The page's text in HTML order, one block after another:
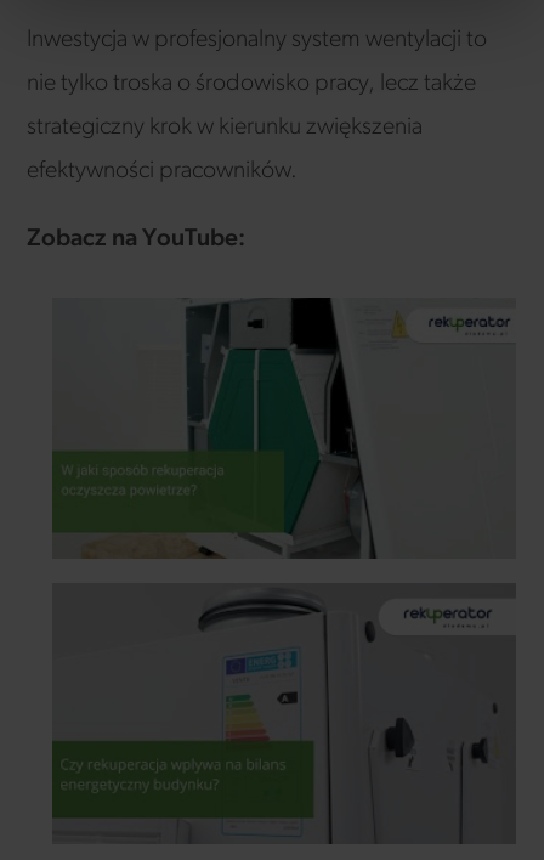
Inwestycja w profesjonalny system wentylacji to
nie tylko troska o środowisko pracy, lecz także
strategiczny krok w kierunku zwiększenia
efektywności pracowników.
Zobacz na YouTube: